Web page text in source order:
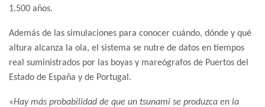
1.500 años.
Además de las simulaciones para conocer cuándo, dónde y qué
altura alcanza la ola, el sistema se nutre de datos en tiempos
real suministrados por las boyas y mareógrafos de Puertos del
Estado de España y de Portugal.
«Hay más probabilidad de que un tsunami se produzca en la